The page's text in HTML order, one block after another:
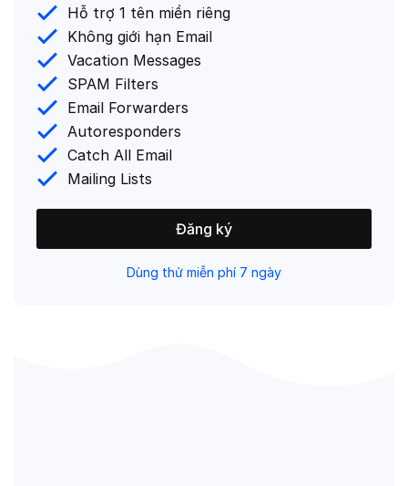
Hỗ trợ 1 tên miền riêng
Không giới hạn Email
Vacation Messages
SPAM Filters
Email Forwarders
Autoresponders
Catch All Email
Mailing Lists
Đăng ký
Dùng thử miễn phí 7 ngày